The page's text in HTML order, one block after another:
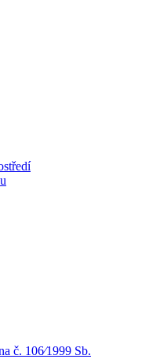
č. 106⁄1999 Sb.